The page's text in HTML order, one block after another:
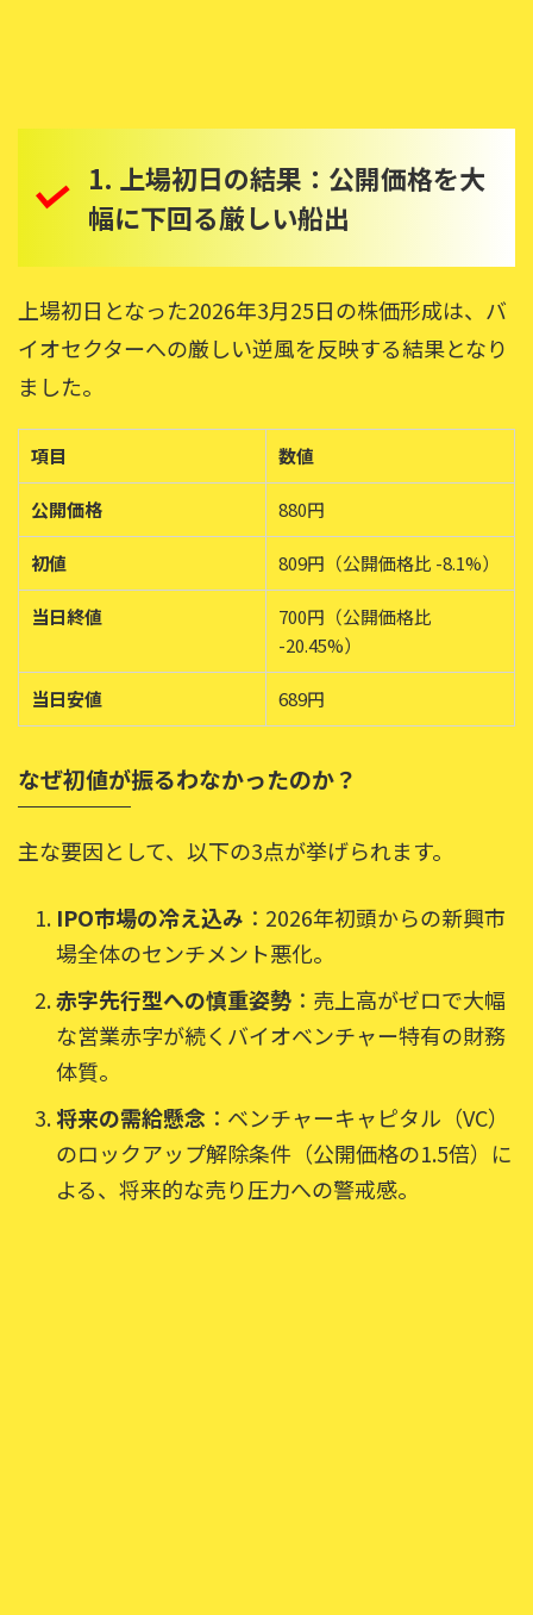
1. 上場初日の結果：公開価格を大
幅に下回る厳しい船出
上場初日となった2026年3月25日の株価形成は、バ
イオセクターへの厳しい逆風を反映する結果となり
ました。
項目 数値
公開価格 880円
初値 809円（公開価格比 -8.1%）
当日終値
700円（公開価格比
-20.45%）
当日安値 689円
なぜ初値が振るわなかったのか？
主な要因として、以下の3点が挙げられます。
IPO市場の冷え込み ：2026年初頭からの新興市
場全体のセンチメント悪化。
赤字先行型への慎重姿勢 ：売上高がゼロで大幅
な営業赤字が続くバイオベンチャー特有の財務
体質。
将来の需給懸念 ：ベンチャーキャピタル（VC）
のロックアップ解除条件（公開価格の1.5倍）に
よる、将来的な売り圧力への警戒感。